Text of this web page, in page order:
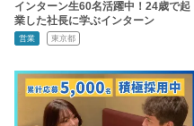
インターン生60名活躍中！24歳で起
業した社長に学ぶインターン
営業 東京都